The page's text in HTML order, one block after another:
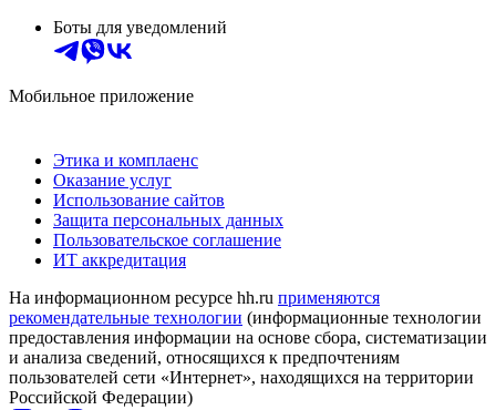
Боты для уведомлений
Мобильное приложение
Этика и комплаенс
Оказание услуг
Использование сайтов
Защита персональных данных
Пользовательское соглашение
ИТ аккредитация
На информационном ресурсе hh.ru применяются
рекомендательные технологии (информационные технологии
предоставления информации на основе сбора, систематизации
и анализа сведений, относящихся к предпочтениям
пользователей сети «Интернет», находящихся на территории
Российской Федерации)